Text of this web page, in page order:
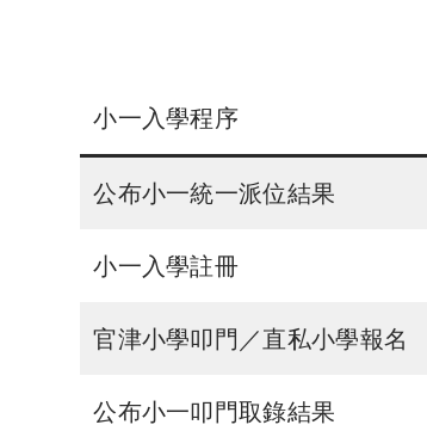
小一入學程序
公布小一統一派位結果
小一入學註冊
官津小學叩門／直私小學報名
公布小一叩門取錄結果